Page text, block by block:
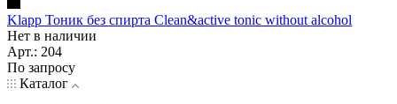
Klapp Тоник без спирта Clean&active tonic without alcohol
Нет в наличии
Арт.: 204
По запросу
Каталог